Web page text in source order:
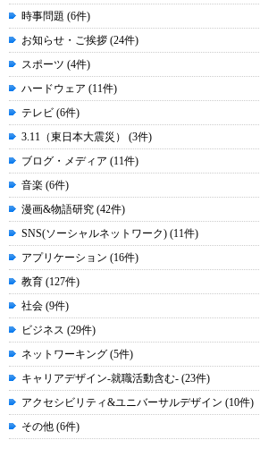
時事問題 (6件)
お知らせ・ご挨拶 (24件)
スポーツ (4件)
ハードウェア (11件)
テレビ (6件)
3.11（東日本大震災） (3件)
ブログ・メディア (11件)
音楽 (6件)
漫画&物語研究 (42件)
SNS(ソーシャルネットワーク) (11件)
アプリケーション (16件)
教育 (127件)
社会 (9件)
ビジネス (29件)
ネットワーキング (5件)
キャリアデザイン-就職活動含む- (23件)
アクセシビリティ&ユニバーサルデザイン (10件)
その他 (6件)